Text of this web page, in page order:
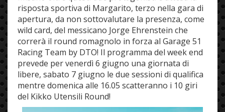
risposta sportiva di Margarito, terzo nella gara di
apertura, da non sottovalutare la presenza, come
wild card, del messicano Jorge Ehrenstein che
correrà il round romagnolo in forza al Garage 51
Racing Team by DTO! Il programma del week end
prevede per venerdì 6 giugno una giornata di
libere, sabato 7 giugno le due sessioni di qualifica
mentre domenica alle 16.05 scatteranno i 10 giri
del Kikko Utensili Round!